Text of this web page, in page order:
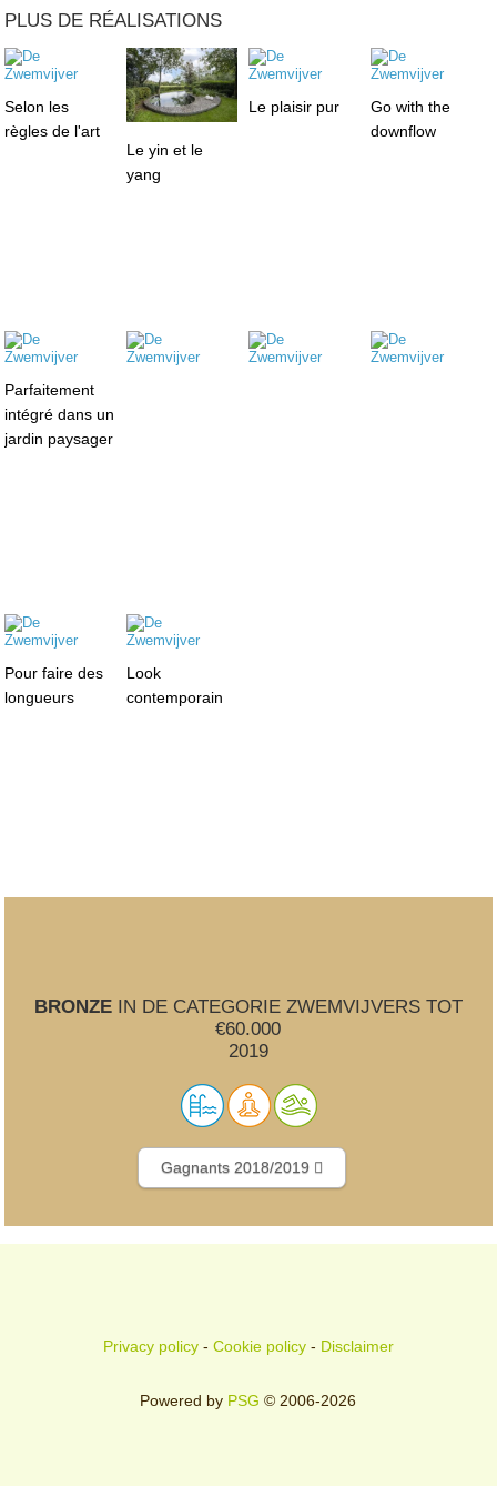
PLUS DE RÉALISATIONS
Selon les
règles de l'art
Le yin et le
yang
Le plaisir pur
Go with the
downflow
Parfaitement
intégré dans un
jardin paysager
Pour faire des
longueurs
Look
contemporain
BRONZEIN DE CATEGORIE ZWEMVIJVERS TOT
€60.000
2019
Gagnants 2018/2019
Privacy policy- Cookie policy- Disclaimer
Powered by PSG © 2006-2026